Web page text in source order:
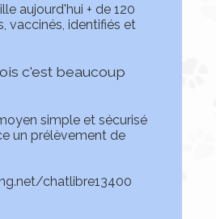
aujourd'hui + de 120
vaccinés, identifiés et
c'est beaucoup
simple et sécurisé
un prélèvement de
chatlibre13400